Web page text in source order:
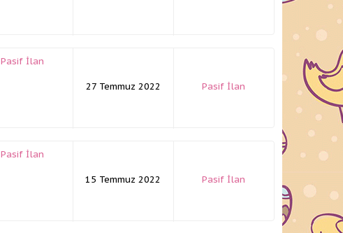
Pasif İlan
27 Temmuz 2022 Pasif İlan
Pasif İlan
15 Temmuz 2022 Pasif İlan